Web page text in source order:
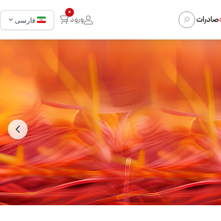
صادرات ورود
0
فارسی